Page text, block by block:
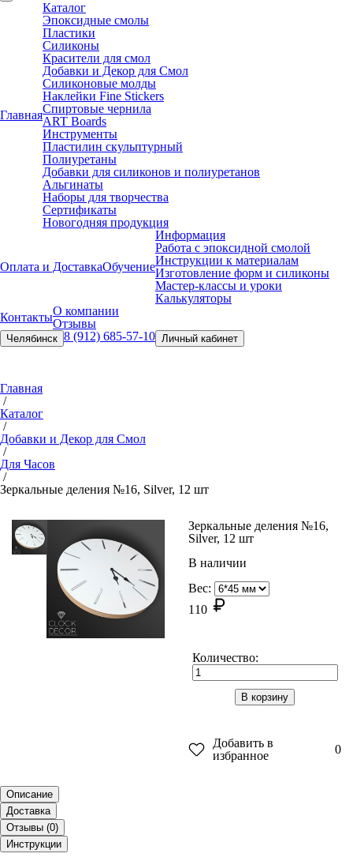
Главная
Каталог
Эпоксидные смолы
Пластики
Силиконы
Красители для смол
Добавки и Декор для Смол
Силиконовые молды
Наклейки Fine Stickers
Спиртовые чернила
ART Boards
Инструменты
Пластилин скульптурный
Полиуретаны
Добавки для силиконов и полиуретанов
Альгинаты
Наборы для творчества
Сертификаты
Новогодняя продукция
Оплата и ДоставкаОбучение
Информация
Работа с эпоксидной смолой
Инструкции к материалам
Изготовление форм и силиконы
Мастер-классы и уроки
Калькуляторы
КонтактыО компании
Отзывы
Челябинск 8 (912) 685-57-10 Личный кабинет
Главная
/
Каталог
/
Добавки и Декор для Смол
/
Для Часов
/
Зеркальные деления №16, Silver, 12 шт
Зеркальные деления №16,
Silver, 12 шт
В наличии
Вес:
110
Количество:
В корзину
Добавить в
избранное
0
Описание
Доставка
Отзывы (0)
Инструкции